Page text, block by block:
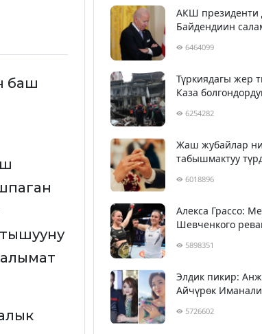
баш
АКШ
Байдендиин
6464099
Түркиядагы жер
Каза
6254282
Жаш жубайлар
табышмактуу
6018896
Алекса Грассо:
Шевченкого
5898351
Элдик пикир:
Айчүрөк
5726602